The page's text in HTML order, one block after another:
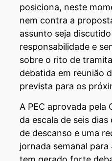
posiciona, neste
nem contra a
assunto seja
responsabilidade e
sobre o rito de
debatida em reunião
prevista para os
A PEC aprovada pela
da escala de seis
de descanso e uma
jornada semanal